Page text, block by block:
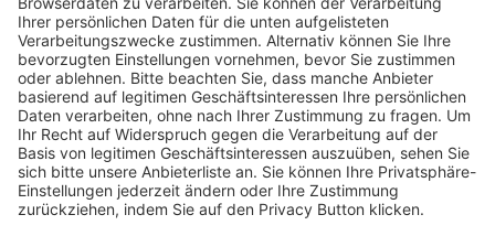
Trainerausbildung
Schulungsangebot Vereinsmitarbeiter
BFV-Geschäftsstellen
Trainerbörse
Login SpielPlus
FOLGE DEM BFV